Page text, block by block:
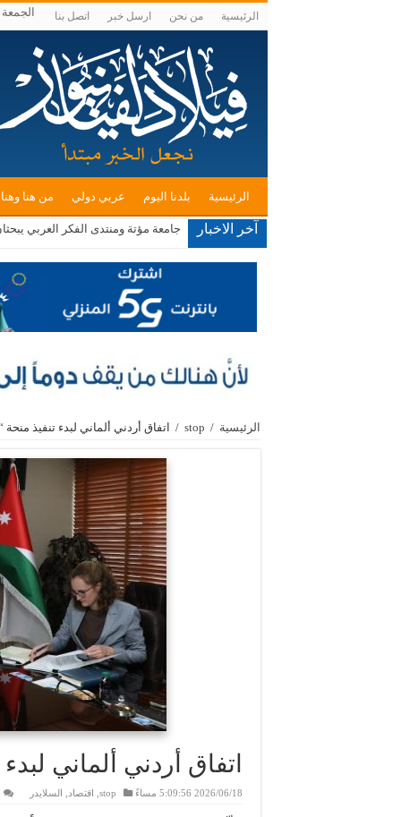
الرئيسية من نحن ارسل خبر اتصل بنا الجمعة ,
الرئيسية بلدنا اليوم عربي دولي من هنا
آخر الاخبار جامعة مؤتة ومنتدى الفكر العربي
الرئيسية /
stop
/ اتفاق أردني ألماني لبدء تنفيذ
اتفاق أردني ألماني
2026/06/18 5:09:56 مساءً stop اقتصاد السلايدر